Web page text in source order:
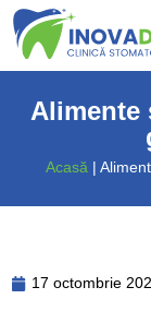
Alimente
Acasă |
17 octombrie